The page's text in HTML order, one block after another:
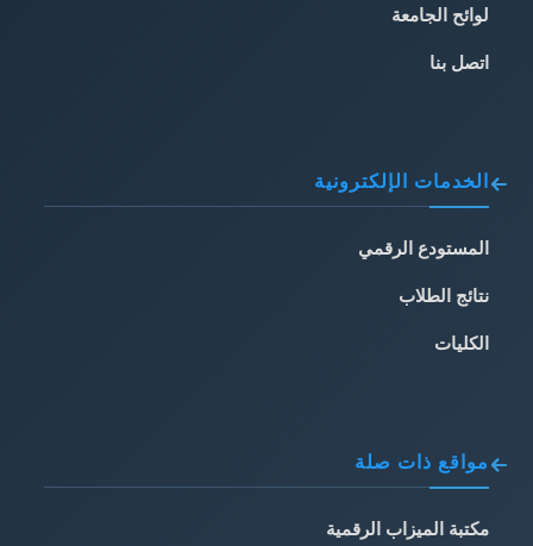
لوائح الجامعة
اتصل بنا
الخدمات الإلكترونية
المستودع الرقمي
نتائج الطلاب
الكليات
مواقع ذات صلة
مكتبة الميزاب الرقمية